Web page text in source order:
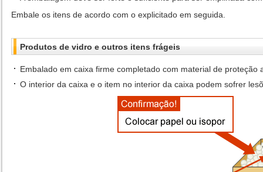
Embale os itens de acordo com o explicitado em seguida.
Produtos de vidro e outros itens frágeis
Embalado em caixa firme completado com material de proteção
O interior da caixa e o item no interior da caixa podem sofrer